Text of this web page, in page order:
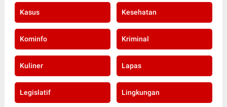
Kasus Kesehatan
Kominfo Kriminal
Kuliner Lapas
Legislatif Lingkungan